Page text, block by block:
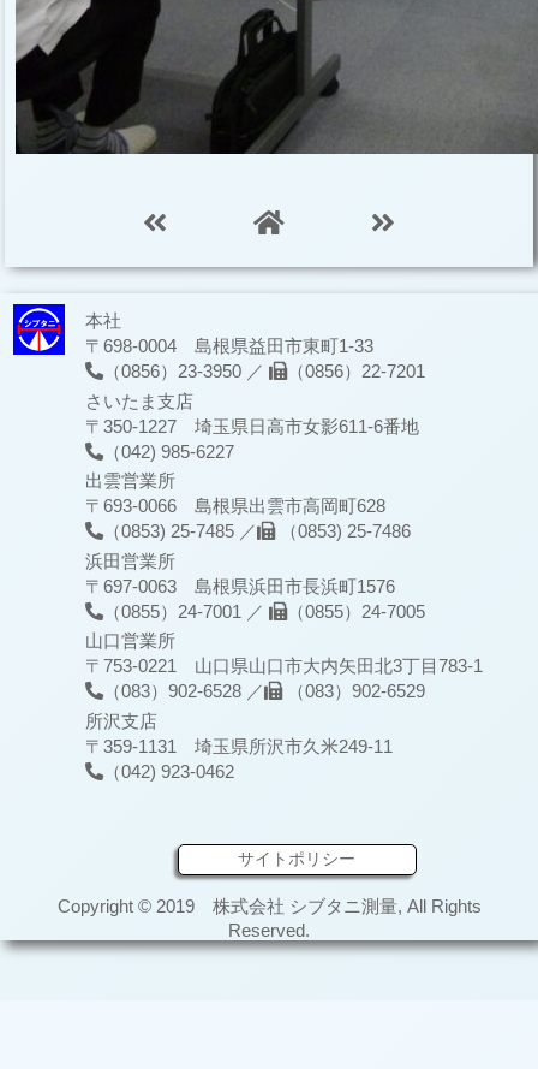
本社
〒698-0004 島根県益田市東町1-33
（0856）23-3950 ／
（0856）22-7201
さいたま支店
〒350-1227 埼玉県日高市女影611-6番地
（042) 985-6227
出雲営業所
〒693-0066 島根県出雲市高岡町628
（0853) 25-7485 ／
（0853) 25-7486
浜田営業所
〒697-0063 島根県浜田市長浜町1576
（0855）24-7001 ／
（0855）24-7005
山口営業所
〒753-0221 山口県山口市大内矢田北3丁目783-1
（083）902-6528 ／
（083）902-6529
所沢支店
〒359-1131 埼玉県所沢市久米249-11
（042) 923-0462
サイトポリシー
Copyright © 2019 株式会社 シブタニ測量, All Rights
Reserved.